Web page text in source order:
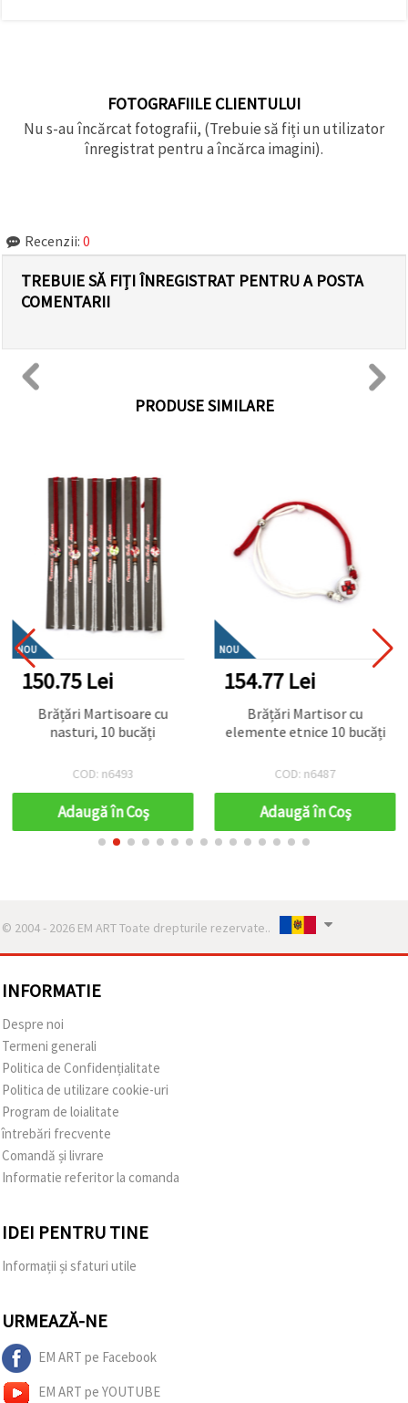
FOTOGRAFIILE CLIENTULUI
Nu s-au încărcat fotografii, (Trebuie să fiți un utilizator
înregistrat pentru a încărca imagini).
Recenzii: 0
TREBUIE SĂ FIȚI ÎNREGISTRAT PENTRU A POSTA
COMENTARII
PRODUSE SIMILARE
NOU
150.75 Lei
Brățări Martisoare cu
nasturi, 10 bucăți
COD: n6493
Adaugă în Coş
NOU
154.77 Lei
Brățări Martisor cu
elemente etnice 10 bucăți
COD: n6487
Adaugă în Coş
© 2004 - 2026 EM ART Toate drepturile rezervate..
INFORMATIE
Despre noi
Termeni generali
Politica de Confidențialitate
Politica de utilizare cookie-uri
Program de loialitate
întrebări frecvente
Comandă și livrare
Informatie referitor la comanda
IDEI PENTRU TINE
Informații și sfaturi utile
URMEAZĂ-NE
EM ART pe Facebook
EM ART pe YOUTUBE